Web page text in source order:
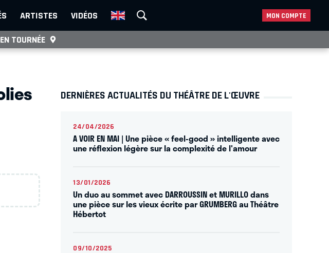
ARTISTES VIDÉOS MON COMPTE
EN TOURNÉE
DERNIÈRES ACTUALITÉS DU THÉÂTRE DE L'ŒUVRE
24/04/2026
A VOIR EN MAI | Une pièce « feel-good » intelligente avec
une réflexion légère sur la complexité de l'amour
13/01/2026
Un duo au sommet avec DARROUSSIN et MURILLO dans
une pièce sur les vieux écrite par GRUMBERG au Théâtre
Hébertot
09/10/2025